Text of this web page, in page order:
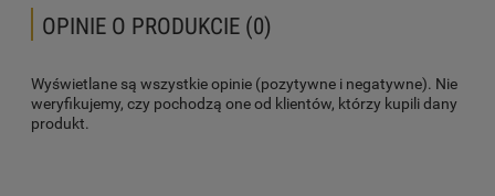
OPINIE O PRODUKCIE (0)
Wyświetlane są wszystkie opinie (pozytywne i negatywne). Nie
weryfikujemy, czy pochodzą one od klientów, którzy kupili dany
produkt.